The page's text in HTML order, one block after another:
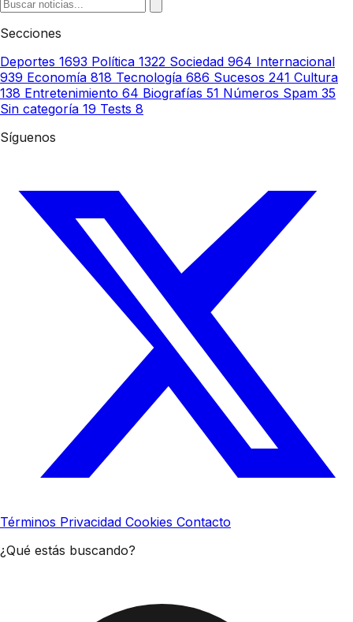
Secciones
Deportes 1693 Política 1322 Sociedad 964 Internacional
939 Economía 818 Tecnología 686 Sucesos 241 Cultura
138 Entretenimiento 64 Biografías 51 Números Spam 35
Sin categoría 19 Tests 8
Síguenos
Términos Privacidad Cookies Contacto
¿Qué estás buscando?